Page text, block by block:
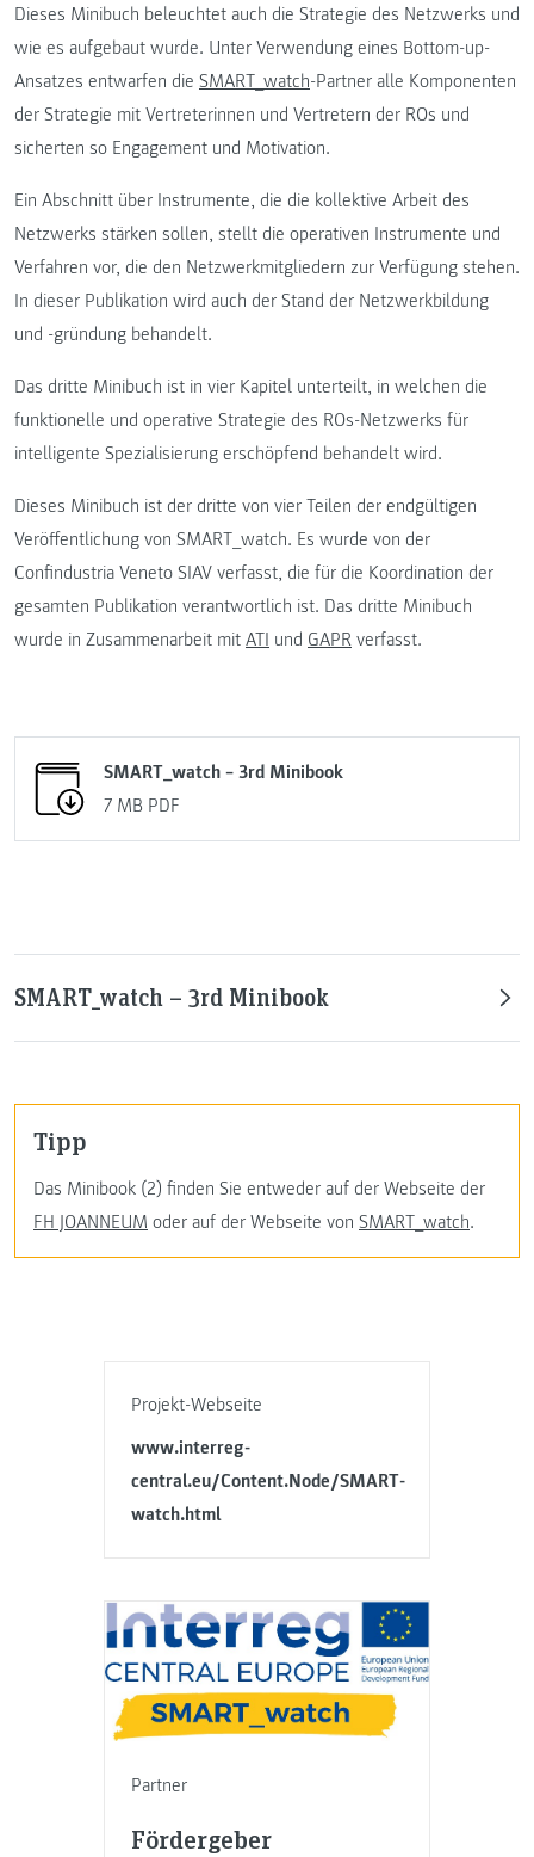
Projekt-Webseite
www.interreg-
central.eu/Content.Node/SMART-
watch.html
Partner
Fördergeber
Dieses Minibuch beleuchtet auch die Strategie des Netzwerks und
wie es aufgebaut wurde. Unter Verwendung eines Bottom-up-
Ansatzes entwarfen die SMART_watch-Partner alle Komponenten
der Strategie mit Vertreterinnen und Vertretern der ROs und
sicherten so Engagement und Motivation.
Ein Abschnitt über Instrumente, die die kollektive Arbeit des
Netzwerks stärken sollen, stellt die operativen Instrumente und
Verfahren vor, die den Netzwerkmitgliedern zur Verfügung stehen.
In dieser Publikation wird auch der Stand der Netzwerkbildung
und -gründung behandelt.
Das dritte Minibuch ist in vier Kapitel unterteilt, in welchen die
funktionelle und operative Strategie des ROs-Netzwerks für
intelligente Spezialisierung erschöpfend behandelt wird.
Dieses Minibuch ist der dritte von vier Teilen der endgültigen
Veröffentlichung von SMART_watch. Es wurde von der
Confindustria Veneto SIAV verfasst, die für die Koordination der
gesamten Publikation verantwortlich ist. Das dritte Minibuch
wurde in Zusammenarbeit mit ATI und GAPR verfasst.
SMART_watch – 3rd Minibook
7 MB PDF
SMART_watch – 3rd Minibook
Tipp
Das Minibook (2) finden Sie entweder auf der Webseite der
FH JOANNEUM oder auf der Webseite von SMART_watch.